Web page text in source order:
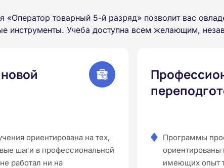
«Оператор товарный 5-й разряд» позволит вас
инструменты. Учеба доступна всем желающим,
ориентирована на тех,
шаги в профессиональной
работал ни на
Программы
ориентированы
имеющих опыт